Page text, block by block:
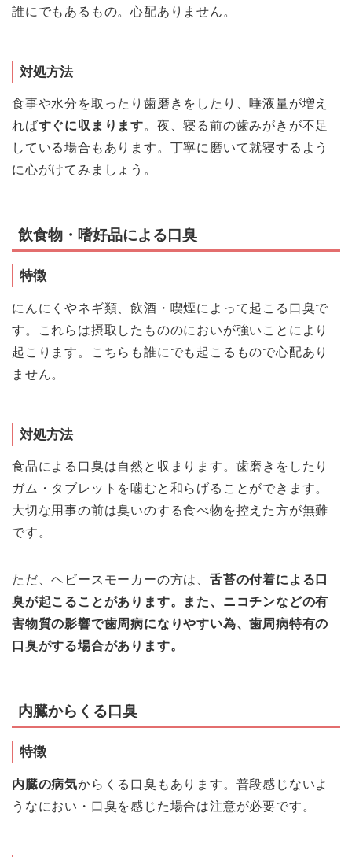
誰にでもあるもの。心配ありません。
対処方法
食事や水分を取ったり歯磨きをしたり、唾液量が増え
ればすぐに収まります。夜、寝る前の歯みがきが不足
している場合もあります。丁寧に磨いて就寝するよう
に心がけてみましょう。
飲食物・嗜好品による口臭
特徴
にんにくやネギ類、飲酒・喫煙によって起こる口臭で
す。これらは摂取したもののにおいが強いことにより
起こります。こちらも誰にでも起こるもので心配あり
ません。
対処方法
食品による口臭は自然と収まります。歯磨きをしたり
ガム・タブレットを噛むと和らげることができます。
大切な用事の前は臭いのする食べ物を控えた方が無難
です。
ただ、ヘビースモーカーの方は、 舌苔の付着による口
臭が起こることがあります。また、ニコチンなどの有
害物質の影響で歯周病になりやすい為、歯周病特有の
口臭がする場合があります。
内臓からくる口臭
特徴
内臓の病気からくる口臭もあります。普段感じないよ
うなにおい・口臭を感じた場合は注意が必要です。